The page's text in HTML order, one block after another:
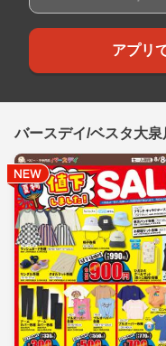
アプリ
バースデイ/ベスタ大